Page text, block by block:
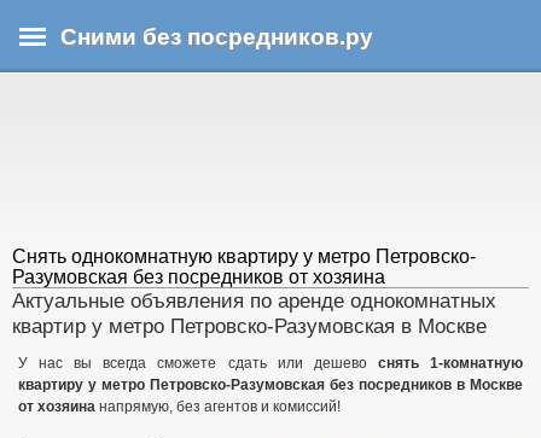
к
основному
Сними без посредников.ру
Снять однокомнатную квартиру у метро Петровско-
Разумовская без посредников от хозяина
Актуальные объявления по аренде однокомнатных
квартир у метро Петровско-Разумовская в Москве
У нас вы всегда сможете сдать или дешево снять 1-комнатную
квартиру у метро Петровско-Разумовская без посредников в Москве
от хозяина напрямую, без агентов и комиссий!